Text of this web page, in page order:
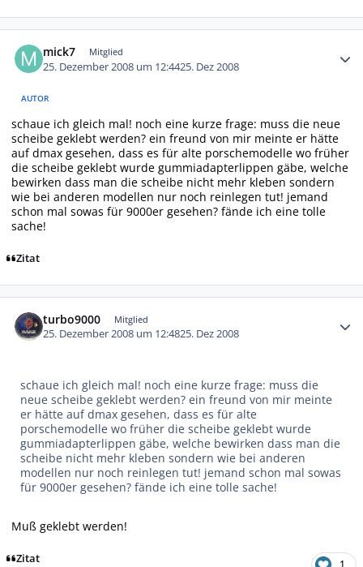
mick7 Mitglied
25. Dezember 2008 um 12:4425. Dez 2008
AUTOR
schaue ich gleich mal! noch eine kurze frage: muss die neue
scheibe geklebt werden? ein freund von mir meinte er hätte
auf dmax gesehen, dass es für alte porschemodelle wo früher
die scheibe geklebt wurde gummiadapterlippen gäbe, welche
bewirken dass man die scheibe nicht mehr kleben sondern
wie bei anderen modellen nur noch reinlegen tut! jemand
schon mal sowas für 9000er gesehen? fände ich eine tolle
sache!
Zitat
turbo9000 Mitglied
25. Dezember 2008 um 12:4825. Dez 2008
schaue ich gleich mal! noch eine kurze frage: muss die
neue scheibe geklebt werden? ein freund von mir meinte
er hätte auf dmax gesehen, dass es für alte
porschemodelle wo früher die scheibe geklebt wurde
gummiadapterlippen gäbe, welche bewirken dass man die
scheibe nicht mehr kleben sondern wie bei anderen
modellen nur noch reinlegen tut! jemand schon mal sowas
für 9000er gesehen? fände ich eine tolle sache!
Muß geklebt werden!
Zitat